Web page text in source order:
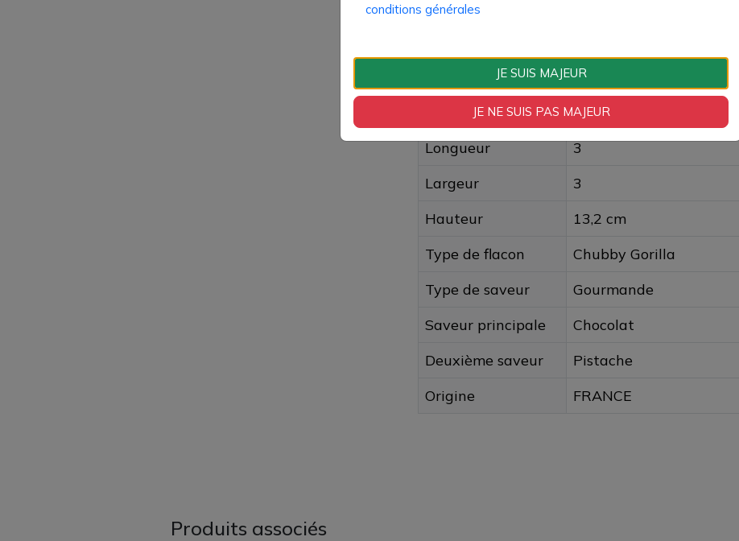
Composition PG/VG
Format logistique
Fiole unitaire 50ml
Quantité par pack
1 pièce
Longueur
3
Largeur
3
Hauteur
13,2 cm
Type de flacon
Chubby Gorilla
Type de saveur
Gourmande
Saveur principale
Chocolat
Deuxième saveur
Pistache
Origine
FRANCE
Produits associés
conditions générales
JE SUIS MAJEUR
JE NE SUIS PAS MAJEUR